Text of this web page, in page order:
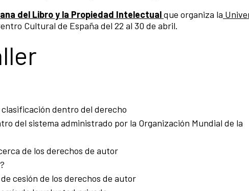
del Libro y la Propiedad Intelectualque organiza la
Cultural de España del 22 al 30 de abril.
dentro del derecho
del sistema administrado por la Organización Mundial de la
de los derechos de autor
cesión de los derechos de autor